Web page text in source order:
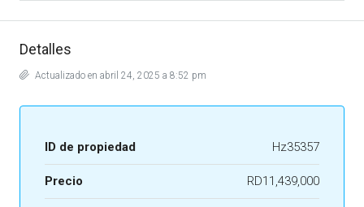
Detalles
Actualizado en abril 24, 2025 a 8:52 pm
ID de propiedad Hz35357
Precio RD11,439,000